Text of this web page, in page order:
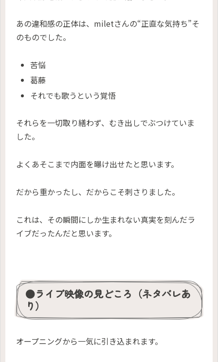
あの違和感の正体は、miletさんの“正直な気持ち”そ
のものでした。
苦悩
葛藤
それでも歌うという覚悟
それらを一切取り繕わず、むき出しでぶつけていま
した。
よくあそこまで内面を曝け出せたと思います。
だから重かったし、だからこそ刺さりました。
これは、その瞬間にしか生まれない真実を刻んだラ
イブだったんだと思います。
●ライブ映像の見どころ（ネタバレあ
り）
オープニングから一気に引き込まれます。